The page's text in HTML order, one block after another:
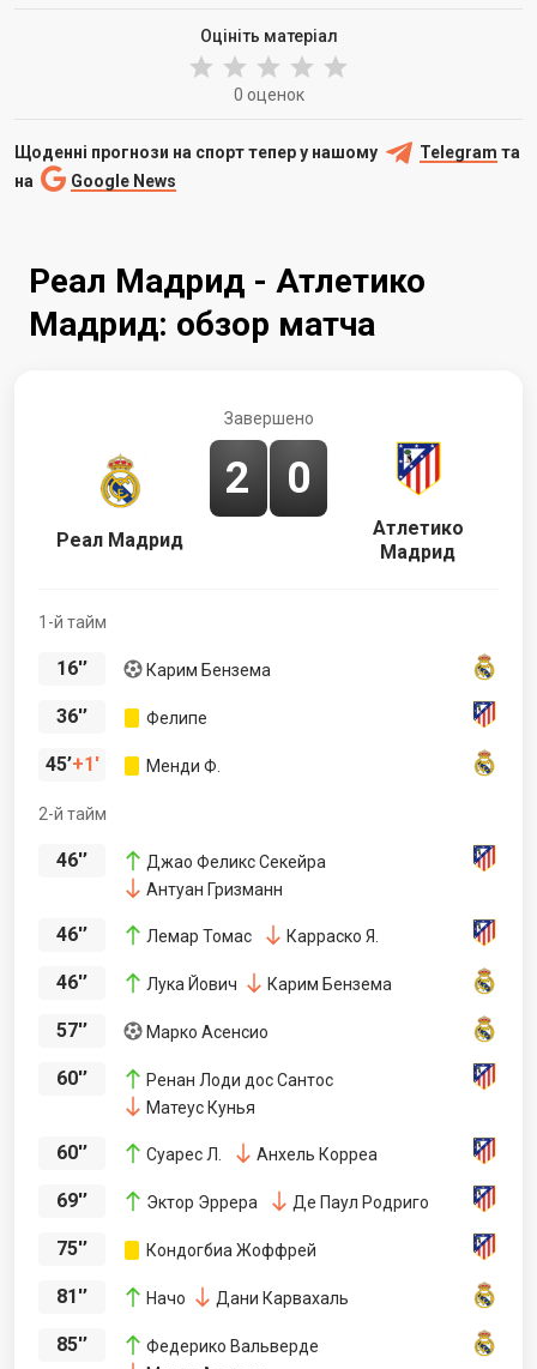
Оцініть матеріал
0 оценок
Щоденні прогнози на спорт тепер у нашому Telegram та
на
Google News
Реал Мадрид - Атлетико
Мадрид: обзор матча
Реал Мадрид
Завершено
2 0
Атлетико
Мадрид
1-й тайм
16'’ Карим Бензема
36'’ Фелипе
45’ 1' Менди Ф.
2-й тайм
46'’
Джао Феликс Секейра
Антуан Гризманн
46'’ Лемар Томас Карраско Я.
46'’ Лука Йович Карим Бензема
57'’ Марко Асенсио
60'’
Ренан Лоди дос Сантос
Матеус Кунья
60'’ Суарес Л. Анхель Корреа
69'’ Эктор Эррера Де Паул Родриго
75'’ Кондогбиа Жоффрей
81'’ Начо Дани Карвахаль
85'’
Федерико Вальверде